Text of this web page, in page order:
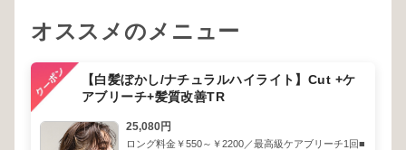
オススメのメニュー
【白髪ぼかし/ナチュラルハイライト】Cut +ケ
アブリーチ+髪質改善TR
25,080円
ロング料金￥550～￥2200／最高級ケアブリーチ1回■